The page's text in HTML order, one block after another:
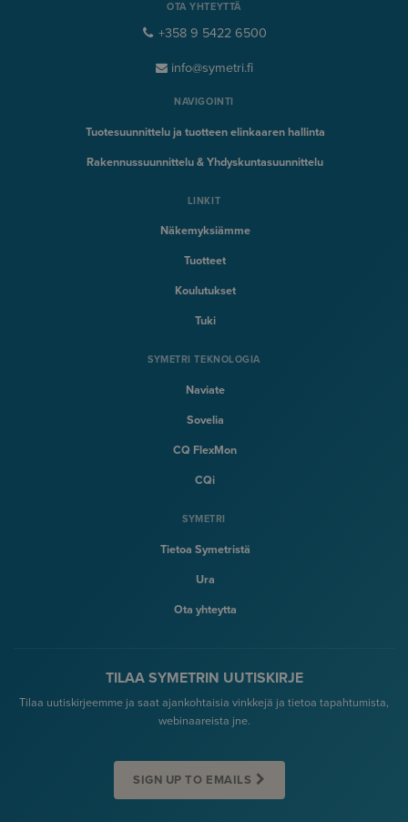
OTA YHTEYTTÄ
+358 9 5422 6500
info@symetri.fi
NAVIGOINTI
Tuotesuunnittelu ja tuotteen elinkaaren hallinta
Rakennussuunnittelu & Yhdyskuntasuunnittelu
LINKIT
Näkemyksiämme
Tuotteet
Koulutukset
Tuki
SYMETRI TEKNOLOGIA
Naviate
Sovelia
CQ FlexMon
CQi
SYMETRI
Tietoa Symetristä
Ura
Ota yhteytta
TILAA SYMETRIN UUTISKIRJE
Tilaa uutiskirjeemme ja saat ajankohtaisia vinkkejä ja tietoa tapahtumista,
webinaareista jne.
SIGN UP TO EMAILS